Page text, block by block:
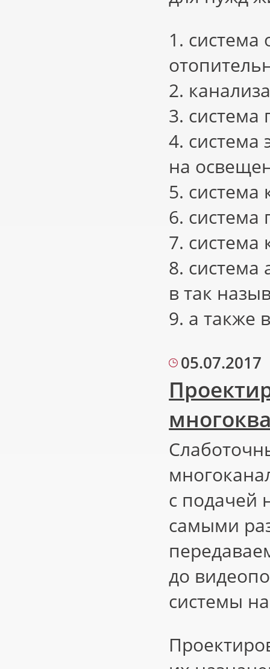
1. система
2.
3. система
4. система
на
5.
6. система
7. система
8. система
в так
9. а также
05.07.2017
с подачей
самыми
до
системы